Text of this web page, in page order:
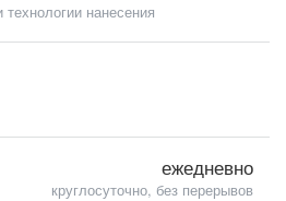
технологии нанесения
ежедневно
круглосуточно, без перерывов